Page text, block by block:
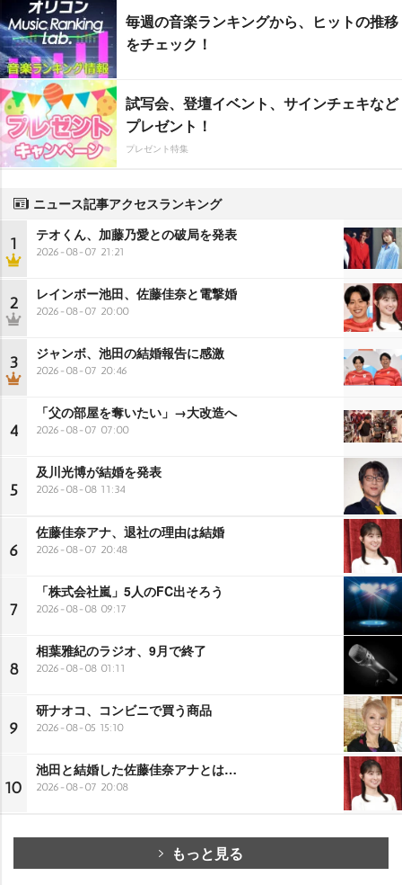
毎週の音楽ランキングから、ヒットの推移
をチェック！
試写会、登壇イベント、サインチェキなど
プレゼント！
プレゼント特集
ニュース記事アクセスランキング
1 テオくん、加藤乃愛との破局を発表
2026-08-07 21:21
2 レインボー池田、佐藤佳奈と電撃婚
2026-08-07 20:00
3 ジャンボ、池田の結婚報告に感激
2026-08-07 20:46
4
「父の部屋を奪いたい」→大改造へ
2026-08-07 07:00
5
及川光博が結婚を発表
2026-08-08 11:34
6
佐藤佳奈アナ、退社の理由は結婚
2026-08-07 20:48
7
「株式会社嵐」5人のFC出そろう
2026-08-08 09:17
8
相葉雅紀のラジオ、9月で終了
2026-08-08 01:11
9
研ナオコ、コンビニで買う商品
2026-08-05 15:10
10
池田と結婚した佐藤佳奈アナとは…
2026-08-07 20:08
もっと見る